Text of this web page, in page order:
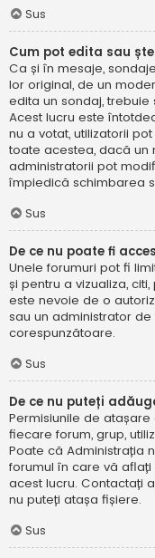
Sus
Cum pot edita sau
Ca și în mesaje,
lor original, de un
edita un sondaj,
Acest lucru este
nu a votat, utilizatorii
toate acestea, dacă un
administratorii pot
împiedică schimbarea
Sus
De ce nu poate fi
Unele forumuri pot fi
și pentru a vizualiza,
este nevoie de o
sau un administrator
corespunzătoare.
Sus
De ce nu puteți
Permisiunile de
fiecare forum, grup,
Poate că Administrația
forumul în care vă
acest lucru. Contactați
nu puteți atașa fișiere.
Sus